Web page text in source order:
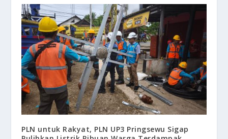
PLN untuk Rakyat, PLN UP3 Pringsewu Sigap